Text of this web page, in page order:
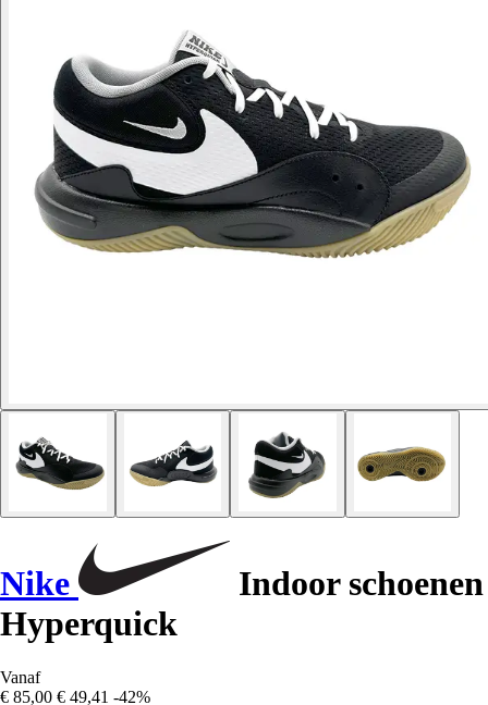
Nike
Indoor schoenen
Hyperquick
Vanaf
€ 85,00 € 49,41 -42%